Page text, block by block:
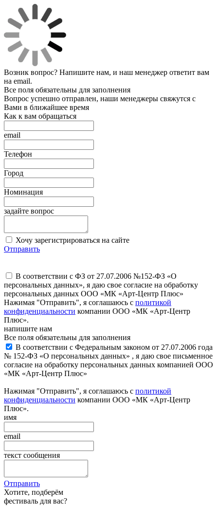
Возник вопрос? Напишите нам, и наш менеджер ответит вам
на email.
Все поля обязательны для заполнения
Вопрос успешно отправлен, наши менеджеры свяжутся с
Вами в ближайшее время
Как к вам обращаться
email
Телефон
Город
Номинация
задайте вопрос
Хочу зарегистрироваться на сайте
Отправить
В соответствии с ФЗ от 27.07.2006 №152-ФЗ «О
персональных данных», я даю свое согласие на обработку
персональных данных ООО «МК «Арт-Центр Плюс»
Нажимая "Отправить", я соглашаюсь с политикой
конфиденциальности компании ООО «МК «Арт-Центр
Плюс».
напишите нам
Все поля обязательны для заполнения
В соответствии с Федеральным законом от 27.07.2006 года
№ 152-ФЗ «О персональных данных» , я даю свое письменное
согласие на обработку персональных данных компанией ООО
«МК «Арт-Центр Плюс»
Нажимая "Отправить", я соглашаюсь с политикой
конфиденциальности компании ООО «МК «Арт-Центр
Плюс».
имя
email
текст сообщения
Отправить
Хотите, подберём
фестиваль для вас?